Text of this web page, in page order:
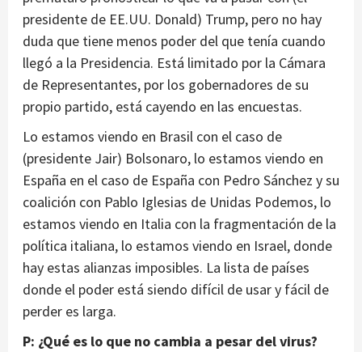
presidente de EE.UU. Donald) Trump, pero no hay
duda que tiene menos poder del que tenía cuando
llegó a la Presidencia. Está limitado por la Cámara
de Representantes, por los gobernadores de su
propio partido, está cayendo en las encuestas.
Lo estamos viendo en Brasil con el caso de
(presidente Jair) Bolsonaro, lo estamos viendo en
España en el caso de España con Pedro Sánchez y su
coalición con Pablo Iglesias de Unidas Podemos, lo
estamos viendo en Italia con la fragmentación de la
política italiana, lo estamos viendo en Israel, donde
hay estas alianzas imposibles. La lista de países
donde el poder está siendo difícil de usar y fácil de
perder es larga.
P: ¿Qué es lo que no cambia a pesar del virus?